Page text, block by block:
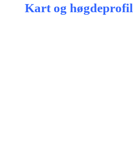
Kart og høgdeprofil